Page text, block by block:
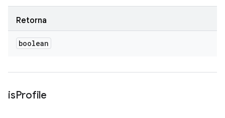
Retorna
boolean
isProfile